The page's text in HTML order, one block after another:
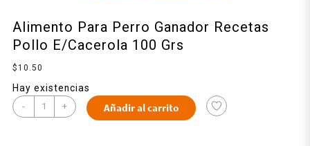
Alimento Para Perro Ganador Recetas
Pollo E/Cacerola 100 Grs
$ 10.50
Hay existencias
- + Añadir al carrito